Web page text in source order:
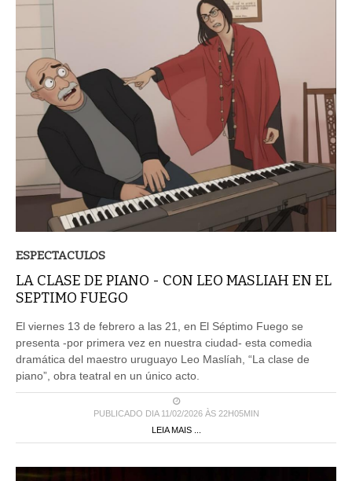
ESPECTACULOS
LA CLASE DE PIANO - CON LEO MASLIAH EN EL
SEPTIMO FUEGO
El viernes 13 de febrero a las 21, en El Séptimo Fuego se
presenta -por primera vez en nuestra ciudad- esta comedia
dramática del maestro uruguayo Leo Maslíah, “La clase de
piano”, obra teatral en un único acto.
PUBLICADO DIA 11/02/2026 ÀS 22H05MIN
LEIA MAIS ...